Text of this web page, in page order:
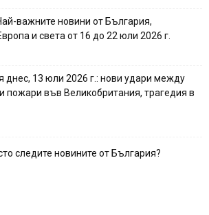
важните новини от България,
и света от 16 до 22 юли 2026 г.
днес, 13 юли 2026 г.: нови удари между
пожари във Великобритания, трагедия в
следите новините от България?